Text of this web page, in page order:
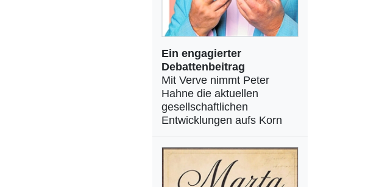
Ein engagierter
Debattenbeitrag
Mit Verve nimmt Peter
Hahne die aktuellen
gesellschaftlichen
Entwicklungen aufs Korn